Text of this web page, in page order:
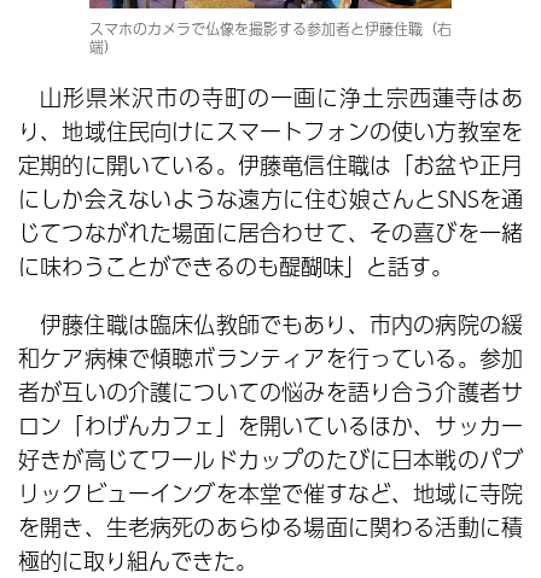
スマホのカメラで仏像を撮影する参加者と伊藤住職（右
端）
山形県米沢市の寺町の一画に浄土宗西蓮寺はあ
り、地域住民向けにスマートフォンの使い方教室を
定期的に開いている。伊藤竜信住職は「お盆や正月
にしか会えないような遠方に住む娘さんとSNSを通
じてつながれた場面に居合わせて、その喜びを一緒
に味わうことができるのも醍醐味」と話す。
伊藤住職は臨床仏教師でもあり、市内の病院の緩
和ケア病棟で傾聴ボランティアを行っている。参加
者が互いの介護についての悩みを語り合う介護者サ
ロン「わげんカフェ」を開いているほか、サッカー
好きが高じてワールドカップのたびに日本戦のパブ
リックビューイングを本堂で催すなど、地域に寺院
を開き、生老病死のあらゆる場面に関わる活動に積
極的に取り組んできた。